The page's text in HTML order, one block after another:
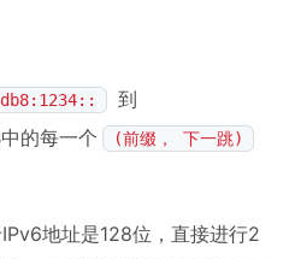
到
的每一个 (前缀， 下一跳)
地址是128位，直接进行2